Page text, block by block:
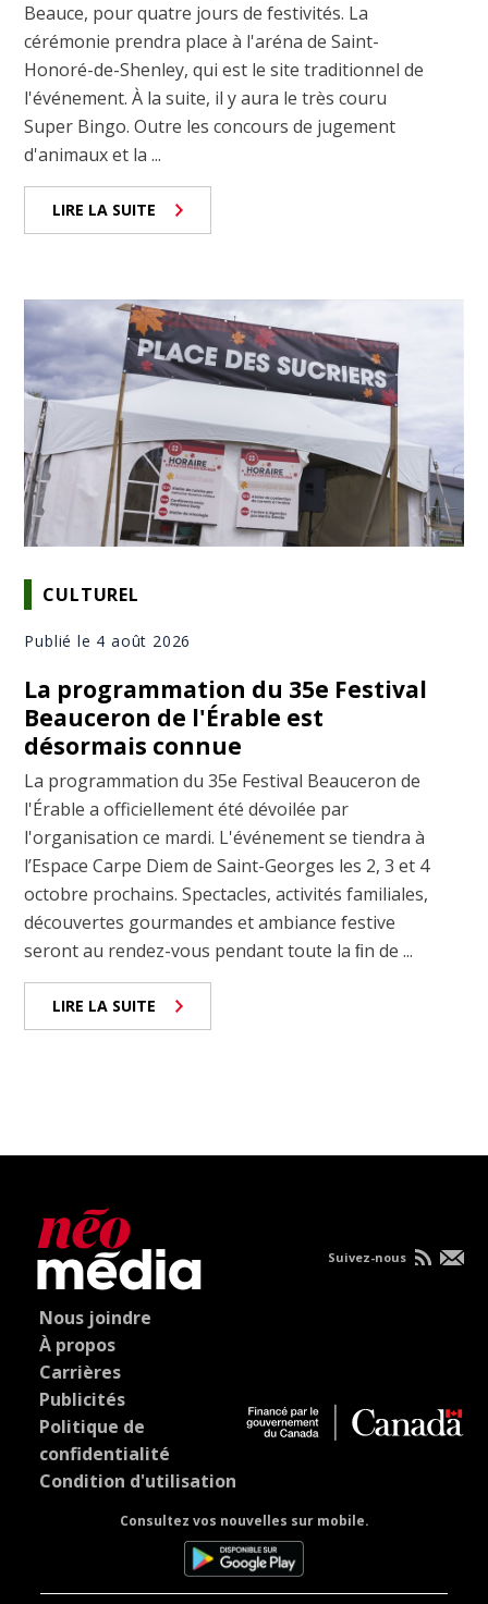
Beauce, pour quatre jours de festivités. La
cérémonie prendra place à l'aréna de Saint-
Honoré-de-Shenley, qui est le site traditionnel de
l'événement. À la suite, il y aura le très couru
Super Bingo. Outre les concours de jugement
d'animaux et la ...
LIRE LA SUITE
CULTUREL
Publié le 4 août 2026
La programmation du 35e Festival
Beauceron de l'Érable est
désormais connue
La programmation du 35e Festival Beauceron de
l'Érable a officiellement été dévoilée par
l'organisation ce mardi. L'événement se tiendra à
l’Espace Carpe Diem de Saint-Georges les 2, 3 et 4
octobre prochains. Spectacles, activités familiales,
découvertes gourmandes et ambiance festive
seront au rendez-vous pendant toute la ﬁn de ...
LIRE LA SUITE
Nous joindre
À propos
Carrières
Publicités
Politique de
confidentialité
Condition d'utilisation
Consultez vos nouvelles sur mobile.
Suivez-nous